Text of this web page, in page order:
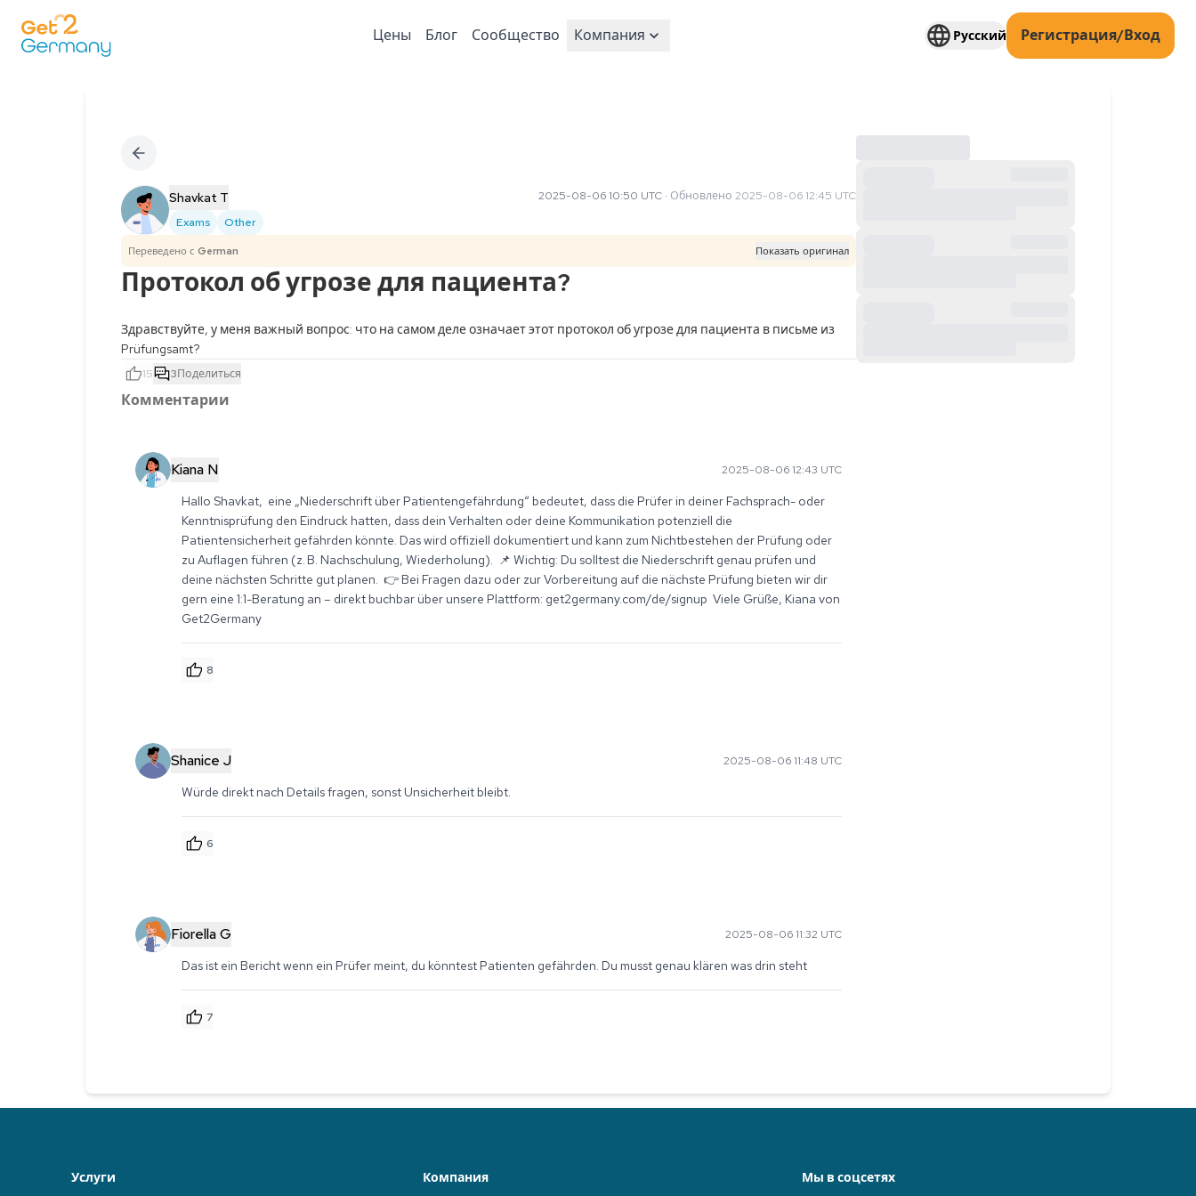
Цены Блог Сообщество Компания Русский Регистрация/Вход
Shavkat T
Exams Other
2025-08-06 10:50 UTC· Обновлено 2025-08-06 12:45 UTC
Переведено с German Показать оригинал
Протокол об угрозе для пациента?
Здравствуйте, у меня важный вопрос: что на самом деле означает этот протокол об угрозе для пациента в письме из
Prüfungsamt?
15 3Поделиться
Комментарии
Kiana N 2025-08-06 12:43 UTC
Hallo Shavkat,  eine „Niederschrift über Patientengefährdung“ bedeutet, dass die Prüfer in deiner Fachsprach- oder
Kenntnisprüfung den Eindruck hatten, dass dein Verhalten oder deine Kommunikation potenziell die
Patientensicherheit gefährden könnte. Das wird offiziell dokumentiert und kann zum Nichtbestehen der Prüfung oder
zu Auflagen führen (z. B. Nachschulung, Wiederholung).  📌 Wichtig: Du solltest die Niederschrift genau prüfen und
deine nächsten Schritte gut planen.  👉 Bei Fragen dazu oder zur Vorbereitung auf die nächste Prüfung bieten wir dir
gern eine 1:1-Beratung an – direkt buchbar über unsere Plattform: get2germany.com/de/signup  Viele Grüße, Kiana von
Get2Germany
8
Shanice J 2025-08-06 11:48 UTC
Würde direkt nach Details fragen, sonst Unsicherheit bleibt.
6
Fiorella G 2025-08-06 11:32 UTC
Das ist ein Bericht wenn ein Prüfer meint, du könntest Patienten gefährden. Du musst genau klären was drin steht
7
Услуги Компания Мы в соцсетях